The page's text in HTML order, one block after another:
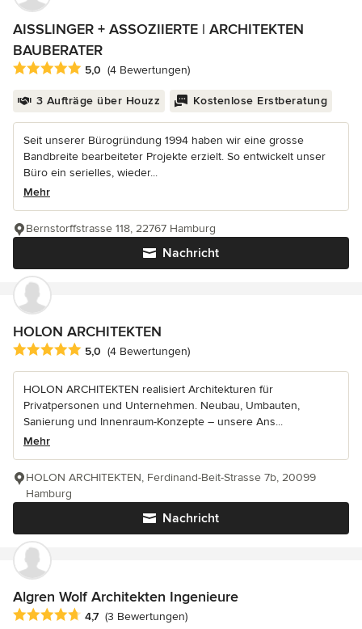
AISSLINGER + ASSOZIIERTE | ARCHITEKTEN
BAUBERATER
Durchschnittliche Bewertung: 5 von 5 Sternen
5,0 (4 Bewertungen)
3 Aufträge über Houzz Kostenlose Erstberatung
Seit unserer Bürogründung 1994 haben wir eine grosse
Bandbreite bearbeiteter Projekte erzielt. So entwickelt unser
Büro ein serielles, wieder...
Mehr
Nachricht
Bernstorffstrasse 118, 22767 Hamburg
HOLON ARCHITEKTEN
Durchschnittliche Bewertung: 5 von 5 Sternen
5,0 (4 Bewertungen)
HOLON ARCHITEKTEN realisiert Architekturen für
Privatpersonen und Unternehmen. Neubau, Umbauten,
Sanierung und Innenraum-Konzepte – unsere Ans...
Mehr
Nachricht
HOLON ARCHITEKTEN, Ferdinand-Beit-Strasse 7b, 20099
Hamburg
Algren Wolf Architekten Ingenieure
Durchschnittliche Bewertung: 4.7 von 5 Sternen
4,7 (3 Bewertungen)